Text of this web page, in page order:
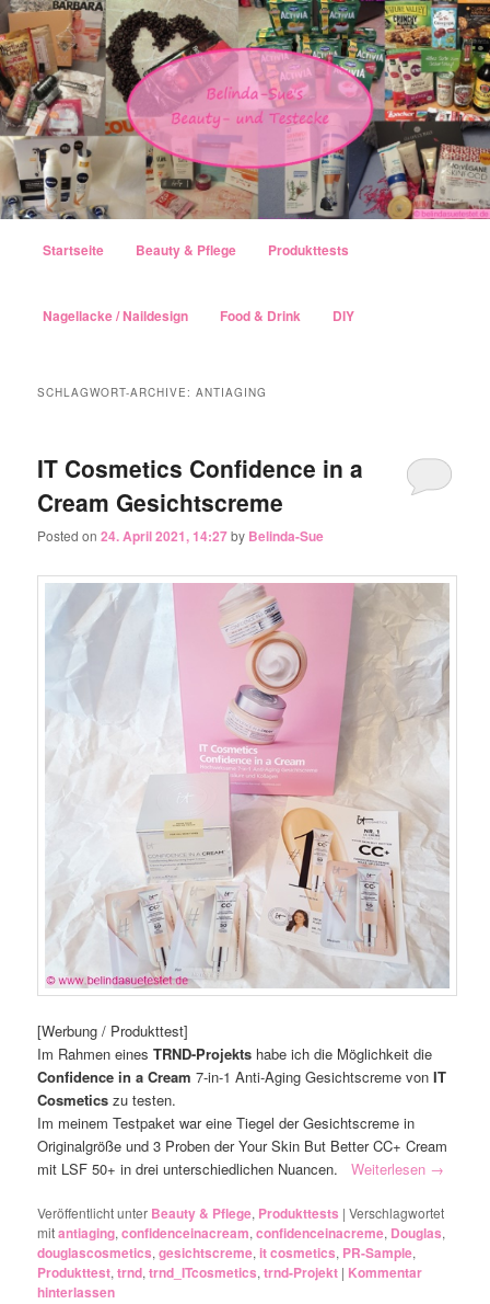
Zum Inhalt wechseln
Zum sekundären Inhalt wechseln
Startseite Beauty & Pflege Produkttests
Nagellacke / Naildesign Food & Drink DIY
SCHLAGWORT-ARCHIVE:ANTIAGING
IT Cosmetics Confidence in a
Cream Gesichtscreme
Posted on24. April 2021, 14:27by Belinda-Sue
[Werbung / Produkttest]
Im Rahmen einesTRND-Projekts habe ich die Möglichkeit die
Confidence in a Cream 7-in-1 Anti-Aging Gesichtscreme vonIT
Cosmetics zu testen.
Im meinem Testpaket war eine Tiegel der Gesichtscreme in
Originalgröße und 3 Proben der Your Skin But Better CC+ Cream
mit LSF 50+ in drei unterschiedlichen Nuancen.Weiterlesen →
Veröffentlicht unter Beauty & Pflege, Produkttests |Verschlagwortet
mitantiaging,confidenceinacream,confidenceinacreme, Douglas,
douglascosmetics,gesichtscreme,it cosmetics, PR-Sample,
Produkttest,trnd,trnd_ITcosmetics,trnd-Projekt | Kommentar
hinterlassen